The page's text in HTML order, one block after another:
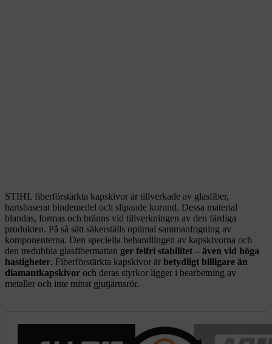
STIHL fiberförstärkta kapskivor är tillverkade av glasfiber,
hartsbaserat bindemedel och slipande korund. Dessa material
blandas, formas och bränns vid tillverkningen av den färdiga
produkten. På så sätt säkerställs optimal sammanfogning av
komponenterna. Den speciella behandlingen av kapskivorna och
den tredubbla glasfibermattan ger felfri stabilitet – även vid höga
hastigheter. Fiberförstärkta kapskivor är betydligt billigare än
diamantkapskivor och deras styrkor ligger i bearbetning av
metaller och inte minst gjutjärnsrör.